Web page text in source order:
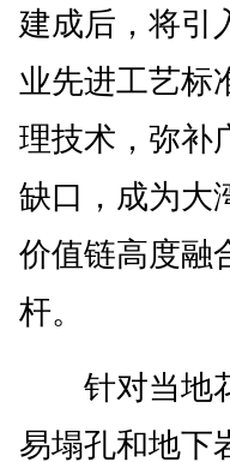
建成后，将引
业先进工艺标
理技术，弥补
缺口，成为大
价值链高度融
杆。
针对当地花
易塌孔和地下